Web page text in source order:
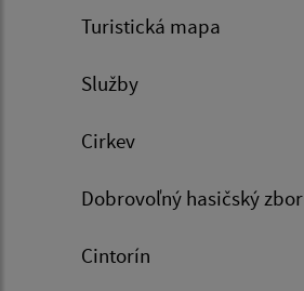
Turistická mapa
Služby
Cirkev
Dobrovoľný hasičský zbor
Cintorín